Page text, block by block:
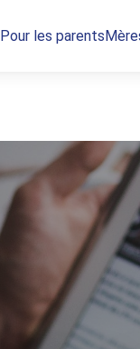
Pour les parents